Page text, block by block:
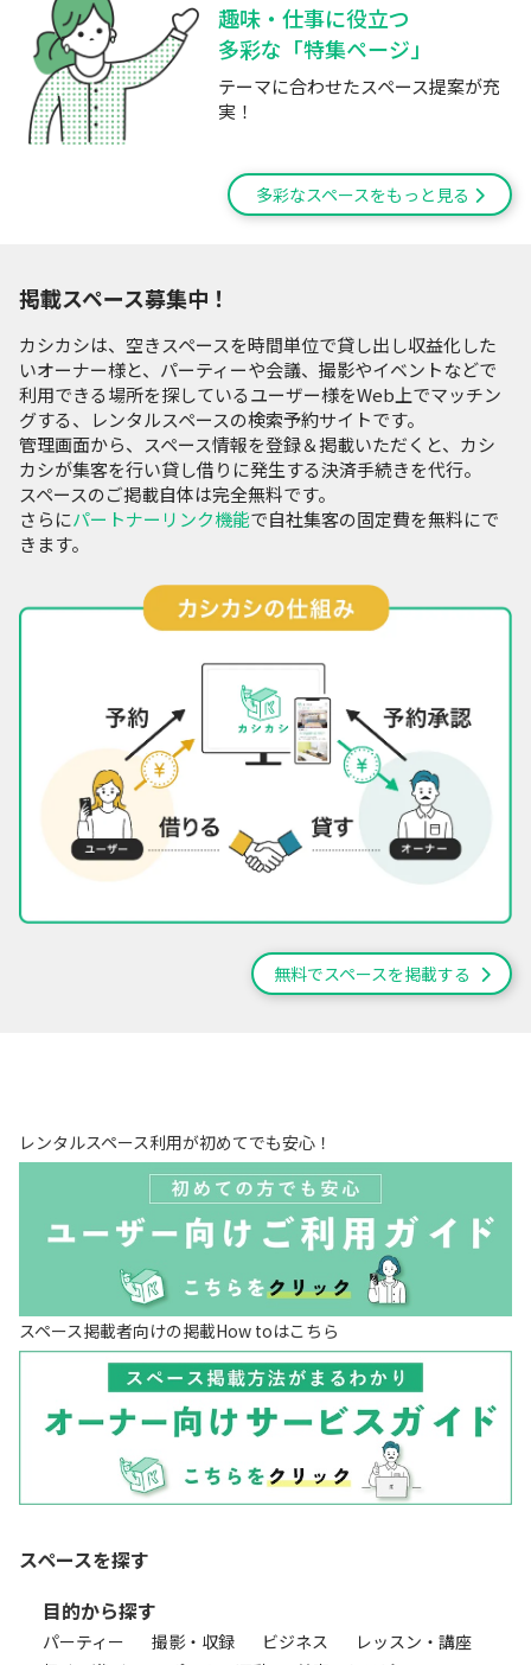
趣味・仕事に役立つ
多彩な「特集ページ」
テーマに合わせたスペース提案が充
実！
多彩なスペースをもっと見る
掲載スペース募集中！
カシカシは、空きスペースを時間単位で貸し出し収益化した
いオーナー様と、パーティーや会議、撮影やイベントなどで
利用できる場所を探しているユーザー様をWeb上でマッチン
グする、レンタルスペースの検索予約サイトです。
管理画面から、スペース情報を登録＆掲載いただくと、カシ
カシが集客を行い貸し借りに発生する決済手続きを代行。
スペースのご掲載自体は完全無料です。
さらにパートナーリンク機能で自社集客の固定費を無料にで
きます。
無料でスペースを掲載する
レンタルスペース利用が初めてでも安心！
スペース掲載者向けの掲載How toはこちら
スペースを探す
目的から探す
パーティー 撮影・収録 ビジネス
レッスン・講座